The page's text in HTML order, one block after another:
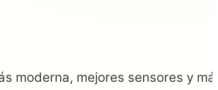
moderna, mejores sensores y